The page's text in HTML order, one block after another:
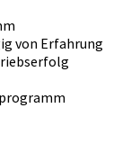
von Erfahrung